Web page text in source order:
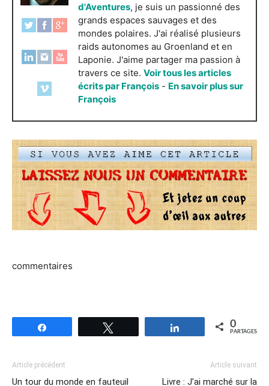
d'Aventures, je suis un passionné des
grands espaces sauvages et des
mondes polaires. J'ai réalisé plusieurs
raids autonomes au Groenland et en
Laponie. J'aime partager ma passion à
travers ce site. Voir tous les articles
écrits par François - En savoir plus sur
François
commentaires
Partagez 0
PARTAGES
Article précédent
Un tour du monde en fauteuil
Article suivant
Livre : J’ai marché sur la